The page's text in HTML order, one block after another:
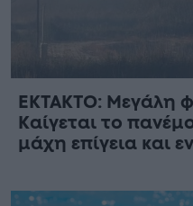
ΕΚΤΑΚΤΟ: Μεγάλη
Καίγεται το
μάχη επίγεια και